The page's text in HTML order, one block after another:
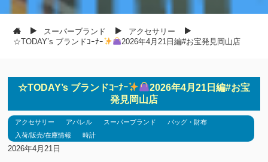
スーパーブランド
アクセサリー
☆TODAY’s ブランドｺｰﾅｰ
2026年4月21日編#お宝発見岡山店
☆TODAY’s ブランドｺｰﾅｰ
2026年4月21日編#お宝
発見岡山店
アクセサリー アパレル スーパーブランド
バッグ・財布
入荷/販売/在庫情報
時計
2026年4月21日